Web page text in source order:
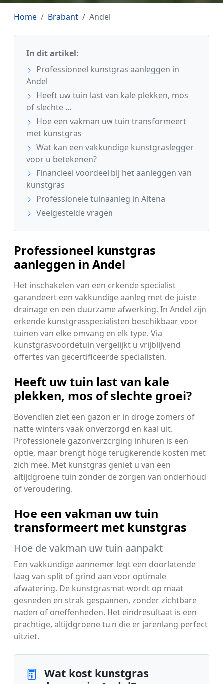
Home Brabant Andel
In dit artikel:
Professioneel kunstgras aanleggen in
Andel
Heeft uw tuin last van kale plekken, mos
of slechte …
Hoe een vakman uw tuin transformeert
met kunstgras
Wat kan een vakkundige kunstgraslegger
voor u betekenen?
Financieel voordeel bij het aanleggen van
kunstgras
Professionele tuinaanleg in Altena
Veelgestelde vragen
Professioneel kunstgras
aanleggen in Andel
Het inschakelen van een erkende specialist
garandeert een vakkundige aanleg met de juiste
drainage en een duurzame afwerking. In Andel zijn
erkende kunstgrasspecialisten beschikbaar voor
tuinen van elke omvang en elk type. Via
kunstgrasvoordetuin vergelijkt u vrijblijvend
offertes van gecertificeerde specialisten.
Heeft uw tuin last van kale
plekken, mos of slechte groei?
Bovendien ziet een gazon er in droge zomers of
natte winters vaak onverzorgd en kaal uit.
Professionele gazonverzorging inhuren is een
optie, maar brengt hoge terugkerende kosten met
zich mee. Met kunstgras geniet u van een
altijdgroene tuin zonder de zorgen van onderhoud
of veroudering.
Hoe een vakman uw tuin
transformeert met kunstgras
Hoe de vakman uw tuin aanpakt
Een vakkundige aannemer legt een doorlatende
laag van split of grind aan voor optimale
afwatering. De kunstgrasmat wordt op maat
gesneden en strak gespannen, zonder zichtbare
naden of oneffenheden. Het eindresultaat is een
prachtige, altijdgroene tuin die er jarenlang perfect
uitziet.
Wat kost kunstgras